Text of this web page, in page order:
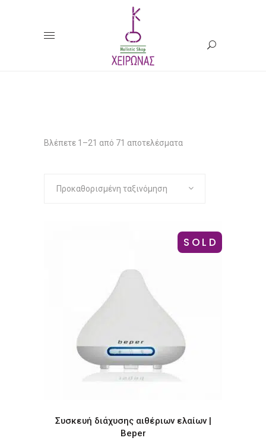
ΑΙΘΕΡΙΑ
ΕΛΑΙΑ
Βλέπετε 1–21 από 71 αποτελέσματα
Προκαθορισμένη ταξινόμηση
SOLD
Συσκευή διάχυσης αιθέριων ελαίων |
Beper